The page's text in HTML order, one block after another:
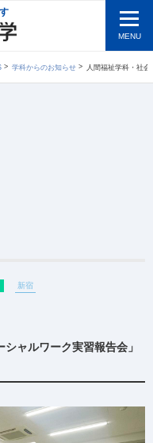
MENU
学科からのお知らせ 人間福祉学科・社会福
新宿
ャルワーク実習報告会」